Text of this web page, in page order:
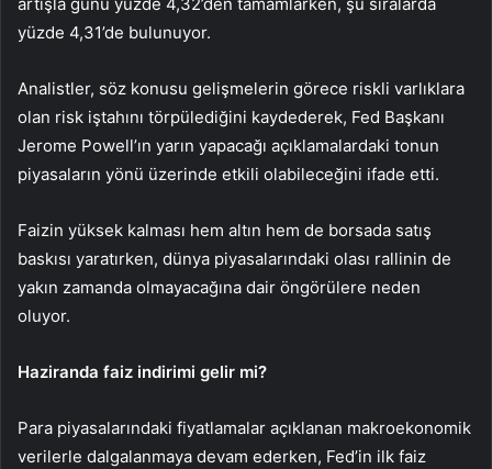
yüzde 4,31’de bulunuyor.
Analistler, söz konusu gelişmelerin görece riskli varlıklara
olan risk iştahını törpülediğini kaydederek, Fed Başkanı
Jerome Powell’ın yarın yapacağı açıklamalardaki tonun
piyasaların yönü üzerinde etkili olabileceğini ifade etti.
Faizin yüksek kalması hem altın hem de borsada satış
baskısı yaratırken, dünya piyasalarındaki olası rallinin de
yakın zamanda olmayacağına dair öngörülere neden
oluyor.
Haziranda faiz indirimi gelir mi?
Para piyasalarındaki fiyatlamalar açıklanan makroekonomik
verilerle dalgalanmaya devam ederken, Fed’in ilk faiz